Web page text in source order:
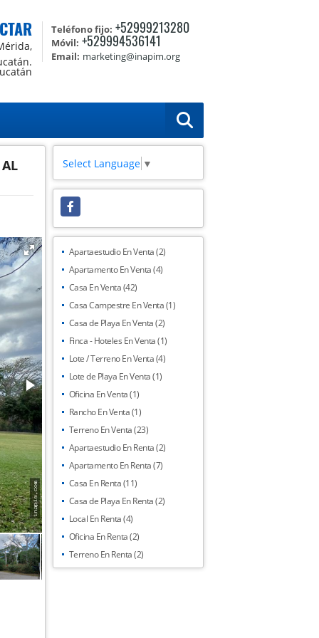
Teléfono fijo: +52999213280
Móvil: +529994536141
Email: marketing@inapim.org
Select Language ▼
Facebook
Apartaestudio En Venta (2)
Apartamento En Venta (4)
Casa En Venta (42)
Casa Campestre En Venta (1)
Casa de Playa En Venta (2)
Finca - Hoteles En Venta (1)
Lote / Terreno En Venta (4)
Lote de Playa En Venta (1)
Oficina En Venta (1)
Rancho En Venta (1)
Terreno En Venta (23)
Apartaestudio En Renta (2)
Apartamento En Renta (7)
Casa En Renta (11)
Casa de Playa En Renta (2)
Local En Renta (4)
Oficina En Renta (2)
Terreno En Renta (2)